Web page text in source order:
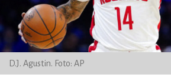
D.J. Agustin. Foto: AP